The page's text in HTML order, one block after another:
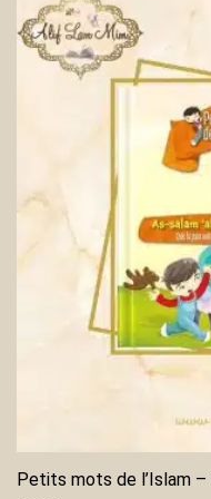
Petits mots de l’Islam –